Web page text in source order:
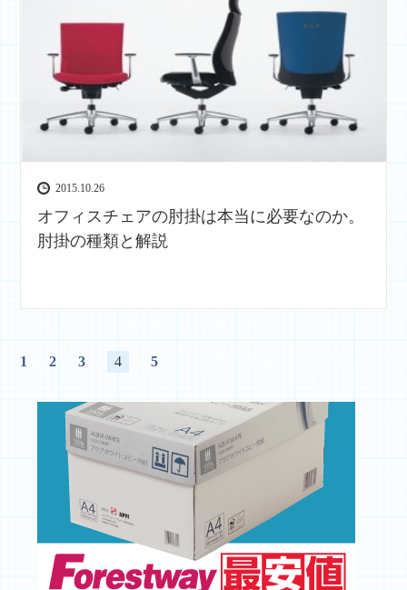
2015.10.26
オフィスチェアの肘掛は本当に必要なのか。
肘掛の種類と解説
1 2 3 4 5